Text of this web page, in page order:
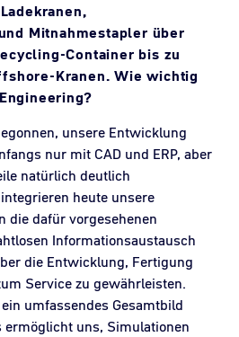
Mitnahmestapler über
Container bis zu
Kranen. Wie wichtig
unsere Entwicklung
nur mit CAD und ERP, aber
natürlich deutlich
heute unsere
die dafür vorgesehenen
Informationsaustausch
die Entwicklung, Fertigung
Service zu gewährleisten.
umfassendes Gesamtbild
ermöglicht uns, Simulationen